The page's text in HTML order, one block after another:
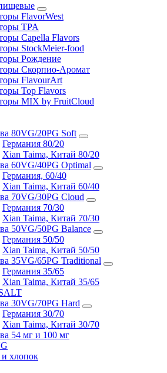
FlavorWest
TPA
Capella Flavors
StockMeier-food
Рождение
Скорпио-Аромат
FlavourArt
Top Flavors
MIX by FruitCloud
80VG/20PG Soft
Германия 80/20
Xian Taima, Китай 80/20
60VG/40PG Optimal
Германия, 60/40
Xian Taima, Китай 60/40
70VG/30PG Cloud
Германия 70/30
Xian Taima, Китай 70/30
50VG/50PG Balance
Германия 50/50
Xian Taima, Китай 50/50
35VG/65PG Traditional
Германия 35/65
Xian Taima, Китай 35/65
30VG/70PG Hard
Германия 30/70
Xian Taima, Китай 30/70
54 мг и 100 мг
хлопок